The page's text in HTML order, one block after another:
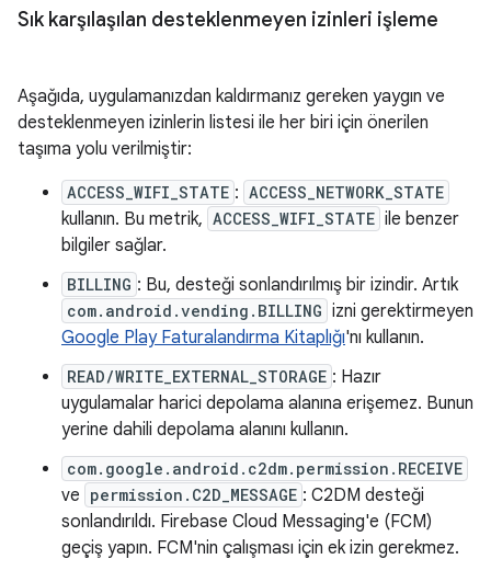
Sık karşılaşılan desteklenmeyen izinleri işleme
Aşağıda, uygulamanızdan kaldırmanız gereken yaygın ve
desteklenmeyen izinlerin listesi ile her biri için önerilen
taşıma yolu verilmiştir:
ACCESS_WIFI_STATE : ACCESS_NETWORK_STATE
kullanın. Bu metrik, ACCESS_WIFI_STATE ile benzer
bilgiler sağlar.
BILLING : Bu, desteği sonlandırılmış bir izindir. Artık
com.android.vending.BILLING izni gerektirmeyen
Google Play Faturalandırma Kitaplığı'nı kullanın.
READ/WRITE_EXTERNAL_STORAGE : Hazır
uygulamalar harici depolama alanına erişemez. Bunun
yerine dahili depolama alanını kullanın.
com.google.android.c2dm.permission.RECEIVE
ve permission.C2D_MESSAGE : C2DM desteği
sonlandırıldı. Firebase Cloud Messaging'e (FCM)
geçiş yapın. FCM'nin çalışması için ek izin gerekmez.